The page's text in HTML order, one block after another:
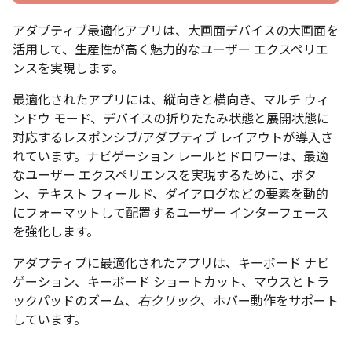
アダプティブ最適化アプリは、大画面デバイスの大画面を
活用して、生産性が高く魅力的なユーザー エクスペリエ
ンスを実現します。
最適化されたアプリには、縦向きと横向き、マルチ ウィ
ンドウ モード、デバイスの折りたたみ状態と展開状態に
対応するレスポンシブ/アダプティブ レイアウトが導入さ
れています。ナビゲーション レールとドロワーは、最適
なユーザー エクスペリエンスを実現するために、ボタ
ン、テキスト フィールド、ダイアログなどの要素を動的
にフォーマットして配置するユーザー インターフェース
を強化します。
アダプティブに最適化されたアプリは、キーボード ナビ
ゲーション、キーボード ショートカット、マウスとトラ
ックパッドのズーム、 右クリック、ホバー動作をサポート
しています。